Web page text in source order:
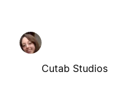
Cutab Studios